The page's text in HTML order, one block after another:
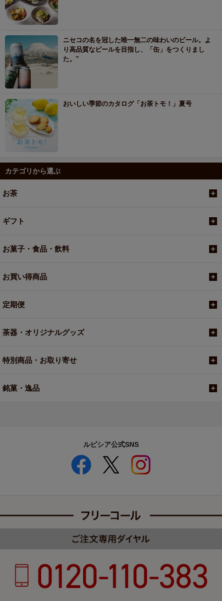
ニセコの名を冠した唯一無二の味わいのビール。よ
り高品質なビールを目指し、「缶」をつくりまし
た。"
おいしい季節のカタログ「お茶トモ！」夏号
カテゴリから選ぶ
お茶
ギフト
お菓子・食品・飲料
お買い得商品
定期便
茶器・オリジナルグッズ
特別商品・お取り寄せ
銘菓・逸品
ルピシア公式SNS